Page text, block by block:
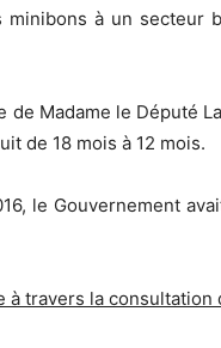
à un secteur
Madame le Député
de 18 mois à 12 mois.
le Gouvernement
à travers la